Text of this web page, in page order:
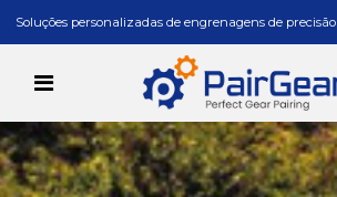
Soluções personalizadas de engrenagens de precisão